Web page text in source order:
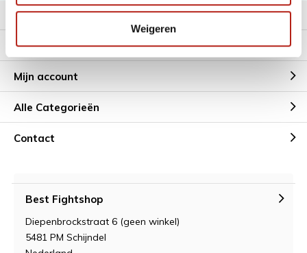
Weigeren
Meer informatie
Klantenservice
Mijn account
Alle Categorieën
Contact
Best Fightshop
Diepenbrockstraat 6 (geen winkel)
5481 PM Schijndel